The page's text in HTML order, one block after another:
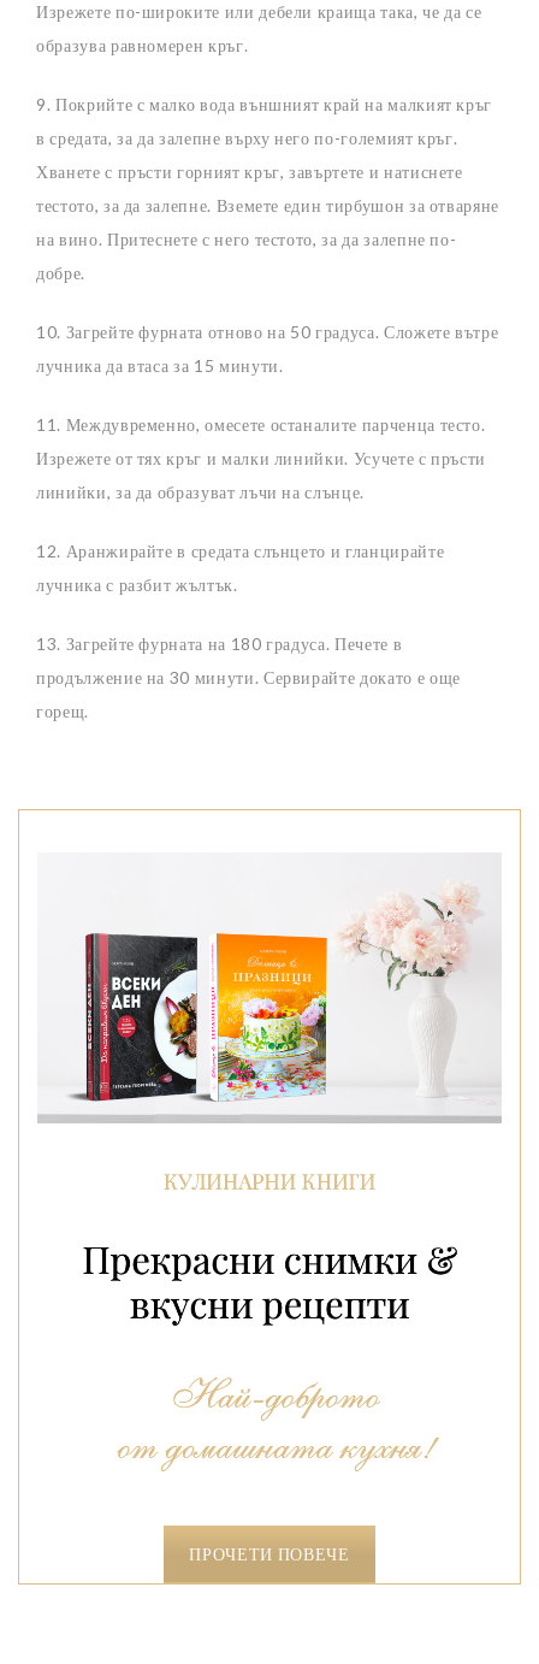
Изрежете по-широките или дебели краища така, че да се
образува равномерен кръг.
9. Покрийте с малко вода външният край на малкият кръг
в средата, за да залепне върху него по-големият кръг.
Хванете с пръсти горният кръг, завъртете и натиснете
тестото, за да залепне. Вземете един тирбушон за отваряне
на вино. Притеснете с него тестото, за да залепне по-
добре.
10. Загрейте фурната отново на 50 градуса. Сложете вътре
лучника да втаса за 15 минути.
11. Междувременно, омесете останалите парченца тесто.
Изрежете от тях кръг и малки линийки. Усучете с пръсти
линийки, за да образуват лъчи на слънце.
12. Аранжирайте в средата слънцето и гланцирайте
лучника с разбит жълтък.
13. Загрейте фурната на 180 градуса. Печете в
продължение на 30 минути. Сервирайте докато е още
горещ.
ПРОЧЕТИ ПОВЕЧЕ